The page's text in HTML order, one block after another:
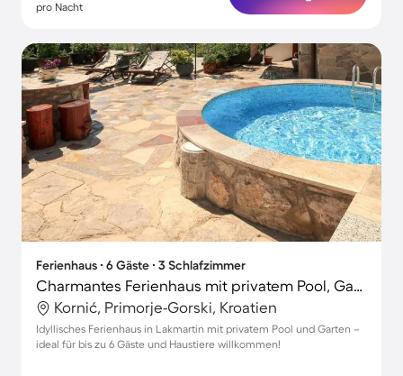
pro Nacht
Ferienhaus ∙ 6 Gäste ∙ 3 Schlafzimmer
Charmantes Ferienhaus mit privatem Pool, Garten und Grill | Gartenblick | Haustiere sind willkommen
Kornić, Primorje-Gorski, Kroatien
Idyllisches Ferienhaus in Lakmartin mit privatem Pool und Garten –
ideal für bis zu 6 Gäste und Haustiere willkommen!